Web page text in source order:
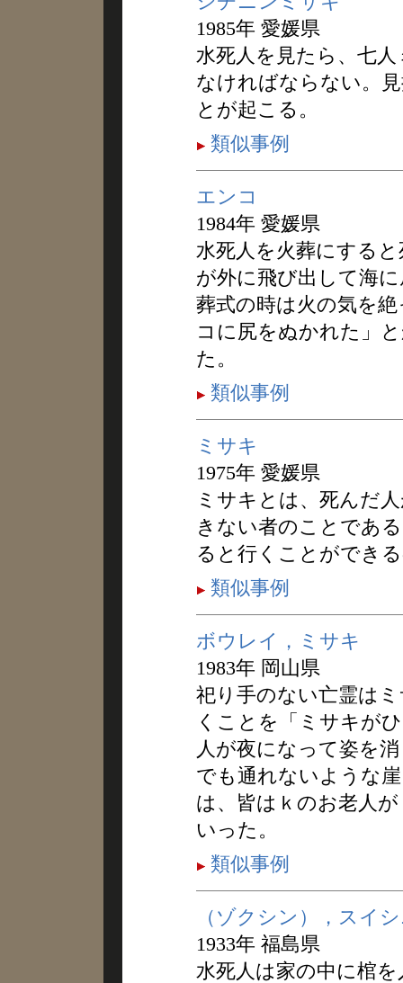
1985年 愛媛県
水死人を見たら、七
なければならない。
とが起こる。
類似事例
エンコ
1984年 愛媛県
水死人を火葬にする
が外に飛び出して海
葬式の時は火の気を
コに尻をぬかれた」
た。
類似事例
ミサキ
1975年 愛媛県
ミサキとは、死んだ
きない者のことであ
ると行くことができ
類似事例
ボウレイ，ミサキ
1983年 岡山県
祀り手のない亡霊は
くことを「ミサキが
人が夜になって姿を
でも通れないような
は、皆はｋのお老人
いった。
類似事例
（ゾクシン），スイ
1933年 福島県
水死人は家の中に棺